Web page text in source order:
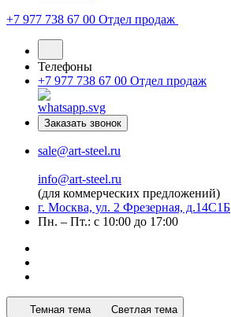
+7 977 738 67 00 Отдел продаж
Телефоны
+7 977 738 67 00 Отдел продаж
Заказать звонок
sale@art-steel.ru
info@art-steel.ru
(для коммерческих предложений)
г. Москва, ул. 2 Фрезерная, д.14С1Б
Пн. – Пт.: с 10:00 до 17:00
Темная тема Светлая тема